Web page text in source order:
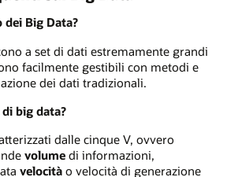
Big Data?
a set di dati estremamente grandi
facilmente gestibili con metodi e
dei dati tradizionali.
big data?
dalle cinque V, ovvero
volume di informazioni,
velocità o velocità di generazione